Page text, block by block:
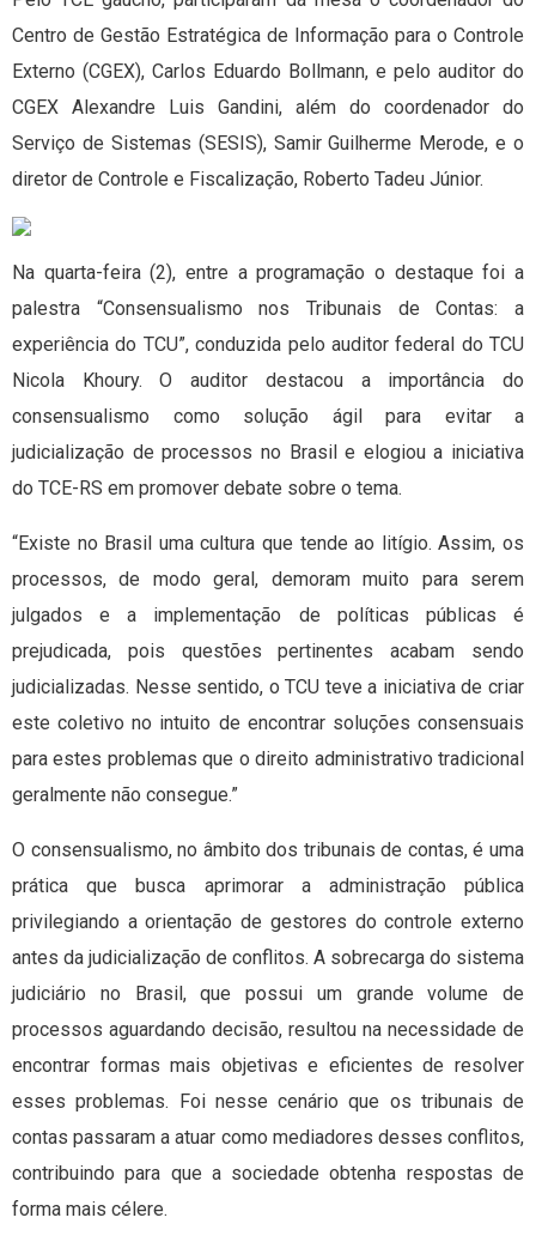
Centro de Gestão Estratégica de Informação para o Controle
Externo (CGEX), Carlos Eduardo Bollmann, e pelo auditor do
CGEX Alexandre Luis Gandini, além do coordenador do
Serviço de Sistemas (SESIS), Samir Guilherme Merode, e o
diretor de Controle e Fiscalização, Roberto Tadeu Júnior.
Na quarta-feira (2), entre a programação o destaque foi a
palestra “Consensualismo nos Tribunais de Contas: a
experiência do TCU”, conduzida pelo auditor federal do TCU
Nicola Khoury. O auditor destacou a importância do
consensualismo como solução ágil para evitar a
judicialização de processos no Brasil e elogiou a iniciativa
do TCE-RS em promover debate sobre o tema.
“Existe no Brasil uma cultura que tende ao litígio. Assim, os
processos, de modo geral, demoram muito para serem
julgados e a implementação de políticas públicas é
prejudicada, pois questões pertinentes acabam sendo
judicializadas. Nesse sentido, o TCU teve a iniciativa de criar
este coletivo no intuito de encontrar soluções consensuais
para estes problemas que o direito administrativo tradicional
geralmente não consegue.”
O consensualismo, no âmbito dos tribunais de contas, é uma
prática que busca aprimorar a administração pública
privilegiando a orientação de gestores do controle externo
antes da judicialização de conflitos. A sobrecarga do sistema
judiciário no Brasil, que possui um grande volume de
processos aguardando decisão, resultou na necessidade de
encontrar formas mais objetivas e eficientes de resolver
esses problemas. Foi nesse cenário que os tribunais de
contas passaram a atuar como mediadores desses conflitos,
contribuindo para que a sociedade obtenha respostas de
forma mais célere.